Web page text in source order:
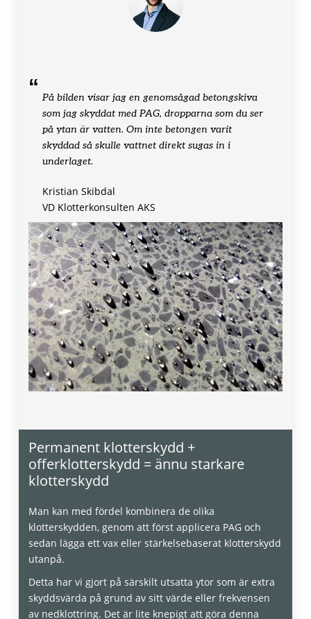
På bilden visar jag en genomsågad betongskiva
som jag skyddat med PAG, dropparna som du ser
på ytan är vatten. Om inte betongen varit
skyddad så skulle vattnet direkt sugas in i
underlaget.
Kristian Skibdal
VD Klotterkonsulten AKS
Permanent klotterskydd +
offerklotterskydd = ännu starkare
klotterskydd
Man kan med fördel kombinera de olika
klotterskydden, genom att först applicera PAG och
sedan lägga ett vax eller stärkelsebaserat klotterskydd
utanpå.
Detta har vi gjort på särskilt utsatta ytor som är extra
skyddsvärda på grund av sitt värde eller frekvensen
av nedklottring. Det är lite knepigt att göra denna